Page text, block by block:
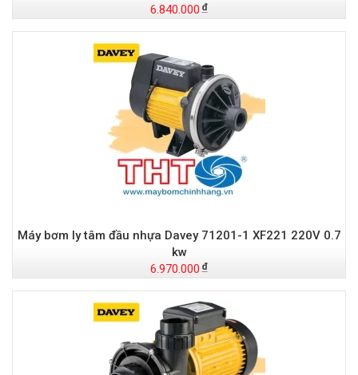
6.840.000
Máy bơm ly tâm đầu nhựa Davey 71201-1 XF221 220V 0.7
kw
6.970.000